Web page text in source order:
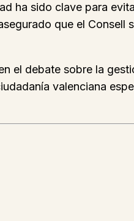
ha sido clave para
que el Consell
el debate sobre la
valenciana